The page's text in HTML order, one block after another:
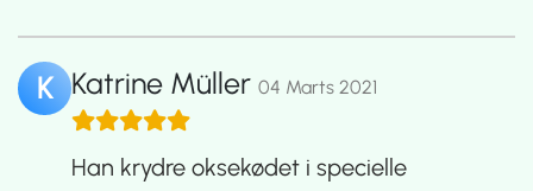
K Katrine Müller 04 Marts 2021
Han krydre oksekødet i specielle